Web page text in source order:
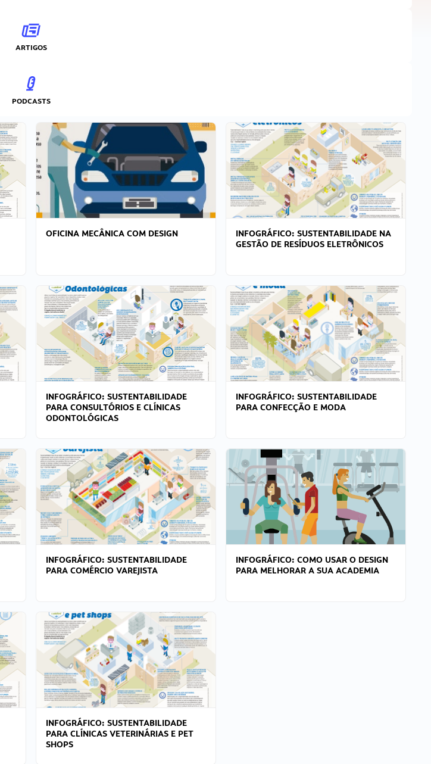
ARTIGOS
PODCASTS
OFICINA MECÂNICA COM DESIGN
INFOGRÁFICO: SUSTENTABILIDADE NA
GESTÃO DE RESÍDUOS ELETRÔNICOS
INFOGRÁFICO: SUSTENTABILIDADE
PARA CONSULTÓRIOS E CLÍNICAS
ODONTOLÓGICAS
INFOGRÁFICO: SUSTENTABILIDADE
PARA CONFECÇÃO E MODA
INFOGRÁFICO: SUSTENTABILIDADE
PARA COMÉRCIO VAREJISTA
INFOGRÁFICO: COMO USAR O DESIGN
PARA MELHORAR A SUA ACADEMIA
INFOGRÁFICO: SUSTENTABILIDADE
PARA CLÍNICAS VETERINÁRIAS E PET
SHOPS